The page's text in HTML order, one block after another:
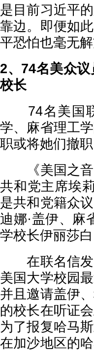
是目前习近平
靠边。即便如
平恐怕也毫无解
2、74名美众
校长
74名美国联
学、麻省理工
职或将她们撤职
《美国之音
共和党主席埃
是共和党籍众
迪娜·盖伊、麻
学校长伊丽莎白
在联名信发
美国大学校园
并且邀请盖伊
的校长在听证
为了报复哈马
在加沙地区的